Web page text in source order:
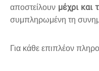
αποστείλουν μέχρι και
συμπληρωμένη τη
Για κάθε επιπλέον